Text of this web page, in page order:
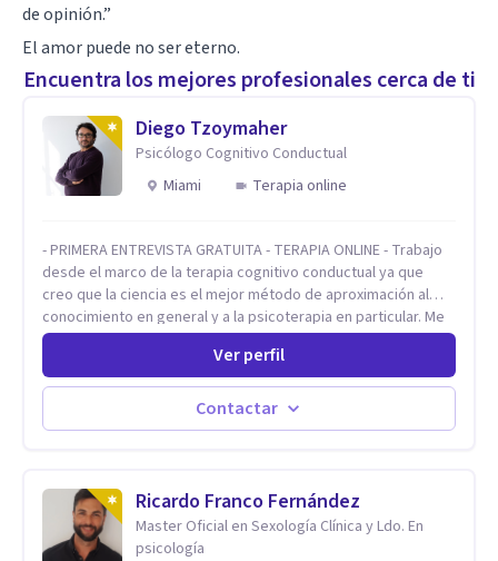
de opinión.”
El amor puede no ser eterno.
Encuentra los mejores profesionales cerca de ti
Diego Tzoymaher
Psicólogo Cognitivo Conductual
Miami
Terapia online
- PRIMERA ENTREVISTA GRATUITA - TERAPIA ONLINE - Trabajo
desde el marco de la terapia cognitivo conductual ya que
creo que la ciencia es el mejor método de aproximación al
conocimiento en general y a la psicoterapia en particular. Me
interesan los procesos de cambio conductual por los que una
persona pueda alcanzar sus objetivos, transitando,
aceptando y modificando sus patrones cognitivos y
emocionales. Abordo patologías específicas como trastornos
de ansiedad y del ánimo, y también crisis vitales y procesos
Ver perfil
Contactar
Ricardo Franco Fernández
Master Oficial en Sexología Clínica y Ldo. En
psicología